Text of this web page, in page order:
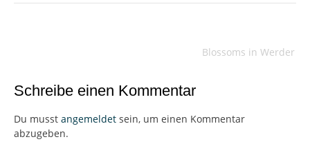
Blossoms in Werder
Schreibe einen Kommentar
Du musst angemeldet sein, um einen Kommentar
abzugeben.